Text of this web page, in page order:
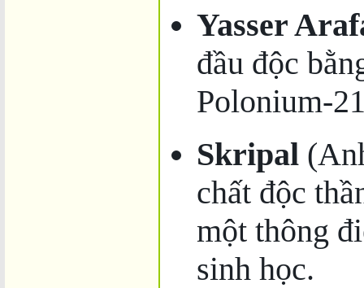
Yasser
đầu độc
Polonium-
Skripal
chất độc
một thông
sinh học.